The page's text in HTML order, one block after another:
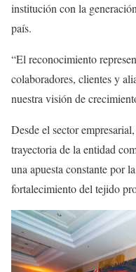
institución con la
país.
“El reconocimiento
colaboradores, clientes y
nuestra visión de
Desde el sector
trayectoria de la entidad
una apuesta constante por
fortalecimiento del tejido